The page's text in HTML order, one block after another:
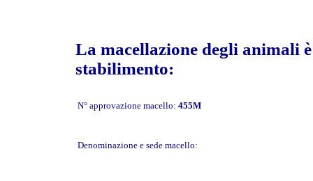
La macellazione degli animali
stabilimento:
N° approvazione macello: 455M
Denominazione e sede macello: